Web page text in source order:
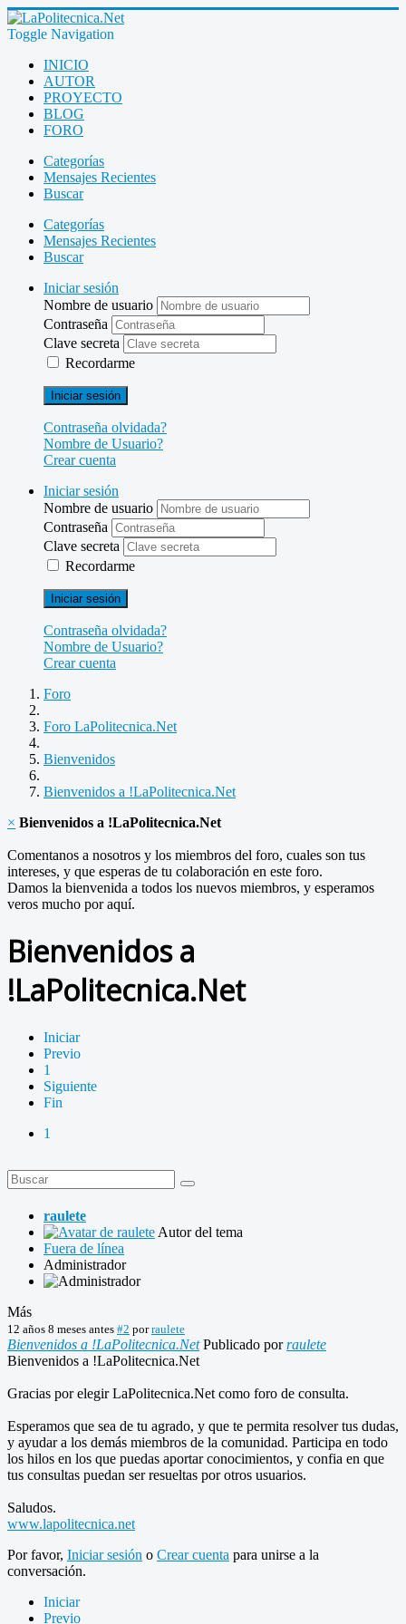
Toggle Navigation
INICIO
AUTOR
PROYECTO
BLOG
FORO
Categorías
Mensajes Recientes
Buscar
Categorías
Mensajes Recientes
Buscar
Iniciar sesión
Nombre de usuario
Contraseña
Clave secreta
Recordarme
Iniciar sesión
Contraseña olvidada?
Nombre de Usuario?
Crear cuenta
Iniciar sesión
Nombre de usuario
Contraseña
Clave secreta
Recordarme
Iniciar sesión
Contraseña olvidada?
Nombre de Usuario?
Crear cuenta
Foro
Foro LaPolitecnica.Net
Bienvenidos
Bienvenidos a !LaPolitecnica.Net
× Bienvenidos a !LaPolitecnica.Net
Comentanos a nosotros y los miembros del foro, cuales son tus
intereses, y que esperas de tu colaboración en este foro.
Damos la bienvenida a todos los nuevos miembros, y esperamos
veros mucho por aquí.
Bienvenidos a
!LaPolitecnica.Net
Iniciar
Previo
1
Siguiente
Fin
1
raulete
Autor del tema
Fuera de línea
Administrador
Más
12 años 8 meses antes #2 porraulete
Bienvenidos a !LaPolitecnica.NetPublicado porraulete
Bienvenidos a !LaPolitecnica.Net
Gracias por elegir LaPolitecnica.Net como foro de consulta.
Esperamos que sea de tu agrado, y que te permita resolver tus dudas,
y ayudar a los demás miembros de la comunidad. Participa en todo
los hilos en los que puedas aportar conocimientos, y confia en que
tus consultas puedan ser resueltas por otros usuarios.
Saludos.
www.lapolitecnica.net
Por favor, Iniciar sesión o Crear cuenta para unirse a la
conversación.
Iniciar
Previo